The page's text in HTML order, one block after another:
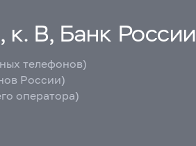
к. В, Банк России
телефонов)
России)
оператора)